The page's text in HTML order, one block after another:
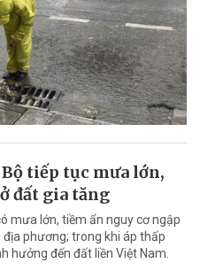
tiếp tục mưa lớn,
đất gia tăng
mưa lớn, tiềm ẩn nguy cơ ngập
phương; trong khi áp thấp
hưởng đến đất liền Việt Nam.